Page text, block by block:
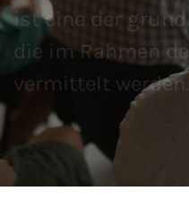
ist eine der
die im Rahmen
vermittelt werden.